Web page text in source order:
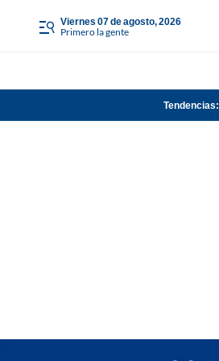
viernes 07 de agosto, 2026
Primero la gente
Tendencias: